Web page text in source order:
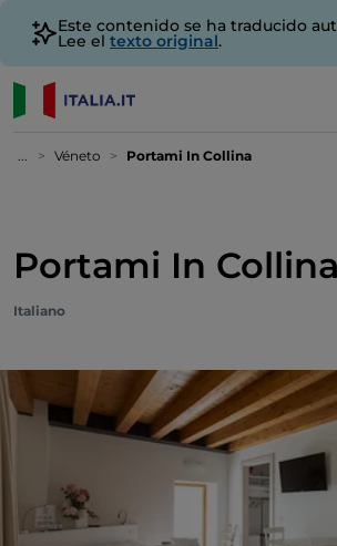
Este contenido se ha traducido
Lee el texto original.
... Véneto Portami In Collina
Portami In Collina
Italiano